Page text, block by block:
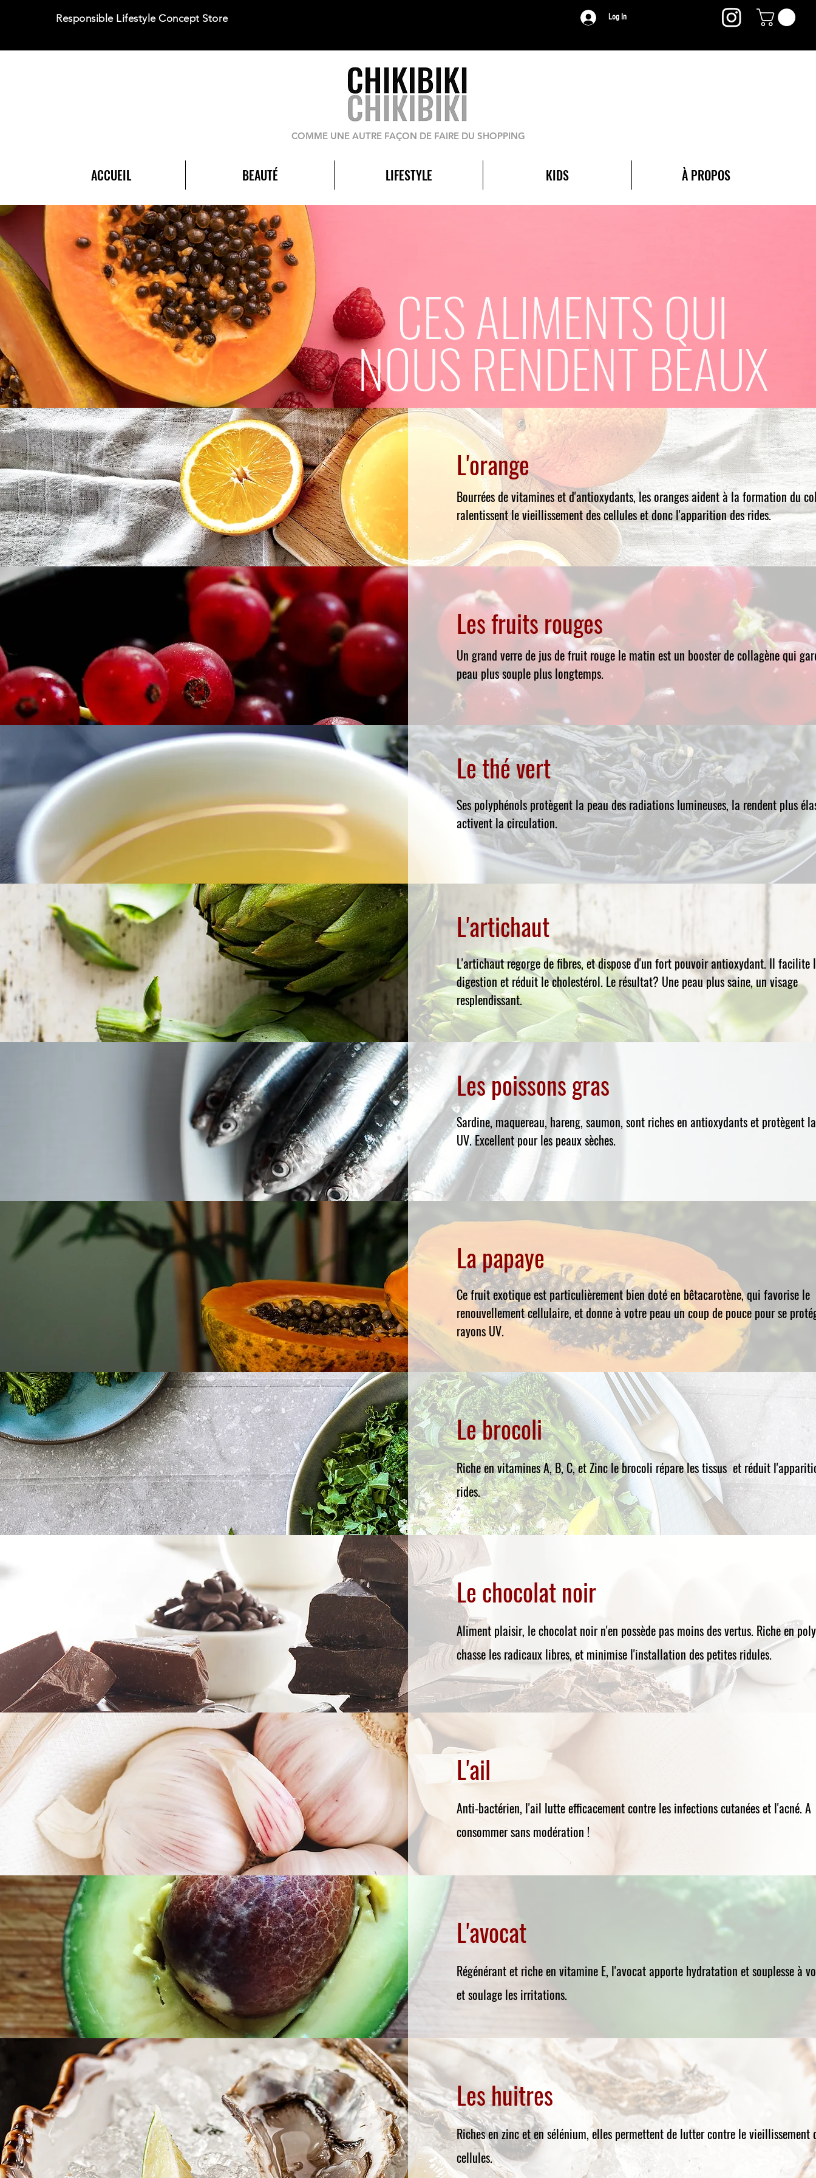
Responsible Lifestyle Concept Store Log In
COMME UNE AUTRE FAÇON DE FAIRE DU SHOPPING
ACCUEIL BEAUTÉ LIFESTYLE KIDS À PROPOS
CES ALIMENTS QUI
NOUS RENDENT BEAUX
L'orange
Bourrées de vitamines et d'antioxydants, les oranges aident à la formation du
ralentissent le vieillissement des cellules et donc l'apparition des rides.
Les fruits rouges
Un grand verre de jus de fruit rouge le matin est un booster de collagène qui
peau plus souple plus longtemps.
Le thé vert
Ses polyphénols protègent la peau des radiations lumineuses, la rendent plus
activent la circulation.
L'artichaut
L'artichaut regorge de fibres, et dispose d'un fort pouvoir antioxydant. Il facilite
digestion et réduit le cholestérol. Le résultat? Une peau plus saine, un visage
resplendissant.
Les poissons gras
Sardine, maquereau, hareng, saumon, sont riches en antioxydants et protègent
UV. Excellent pour les peaux sèches.
La papaye
Ce fruit exotique est particulièrement bien doté en bêtacarotène, qui favorise le
renouvellement cellulaire, et donne à votre peau un coup de pouce pour se
rayons UV.
Le brocoli
Riche en vitamines A, B, C, et Zinc le brocoli répare les tissus et réduit
rides.
Le chocolat noir
Aliment plaisir, le chocolat noir n'en possède pas moins des vertus. Riche en
chasse les radicaux libres, et minimise l'installation des petites ridules.
L'ail
Anti-bactérien, l'ail lutte efficacement contre les infections cutanées et l'acné. A
consommer sans modération !
L'avocat
Régénérant et riche en vitamine E, l'avocat apporte hydratation et souplesse à
et soulage les irritations.
Les huitres
Riches en zinc et en sélénium, elles permettent de lutter contre le vieillissement
cellules.